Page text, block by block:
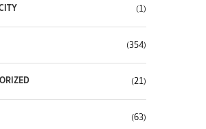
(1)
(354)
(21)
(63)